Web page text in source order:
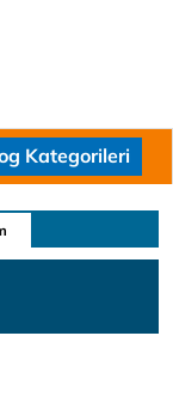
Kategorileri